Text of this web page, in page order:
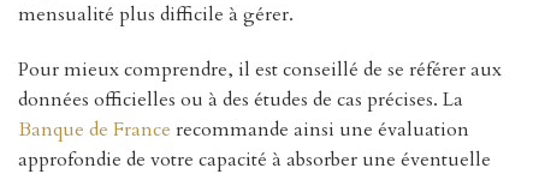
mensualité plus difficile à gérer.
Pour mieux comprendre, il est conseillé de se référer aux
données officielles ou à des études de cas précises. La
Banque de France recommande ainsi une évaluation
approfondie de votre capacité à absorber une éventuelle